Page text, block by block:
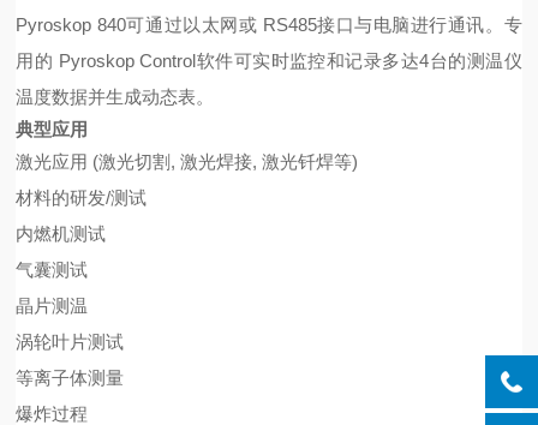
Pyroskop 840可通过以太网或 RS485接口与电脑进行通讯。专
用的 Pyroskop Control软件可实时监控和记录多达4台的测温仪
温度数据并生成动态表。
典型应用
激光应用 (激光切割, 激光焊接, 激光钎焊等)
材料的研发/测试
内燃机测试
气囊测试
晶片测温
涡轮叶片测试
等离子体测量
爆炸过程